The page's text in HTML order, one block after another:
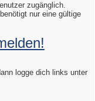
zugänglich.
nur eine gültige
logge dich links unter